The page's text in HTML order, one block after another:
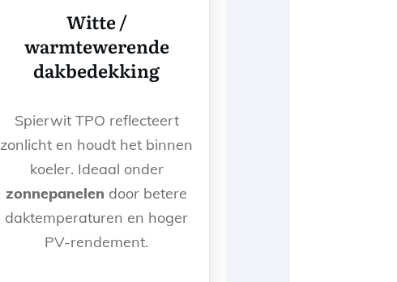
Witte /
warmtewerende
dakbedekking
Spierwit TPO reflecteert
zonlicht en houdt het binnen
koeler. Ideaal onder
zonnepanelen door betere
daktemperaturen en hoger
PV-rendement.